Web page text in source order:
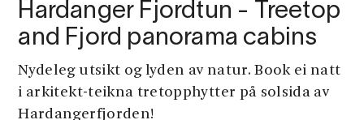
Hardanger Fjordtun - Treetop
and Fjord panorama cabins
Nydeleg utsikt og lyden av natur. Book ei natt
i arkitekt-teikna tretopphytter på solsida av
Hardangerfjorden!